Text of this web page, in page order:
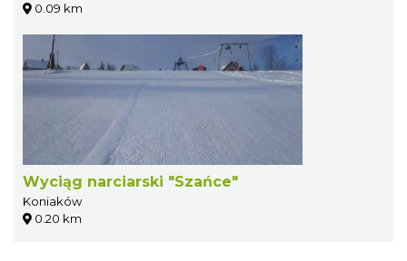
0.09 km
Wyciąg narciarski "Szańce"
Koniaków
0.20 km